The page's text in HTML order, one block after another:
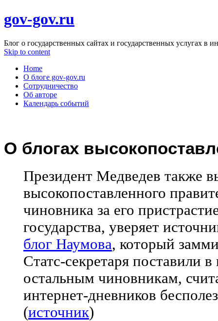
gov-gov.ru
Блог о государственных сайтах и государственных услугах в
Skip to content
Home
О блоге gov-gov.ru
Сотрудничество
Об авторе
Календарь событий
О блогах
Президент Медведев также
высокопоставленного
чиновника за его
государства, уверяет
блог Наумова, который
Статс-секретаря поставили
остальным чиновникам,
интернет-дневников
(источник)